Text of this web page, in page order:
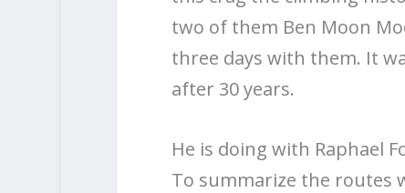
two of them Ben Moon
three days with them. It
after 30 years.
He is doing with Raphael
To summarize the routes